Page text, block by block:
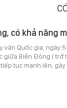
có khả năng
Quốc gia, ngày
giữa Biển Đông ( trở
tục mạnh lên,